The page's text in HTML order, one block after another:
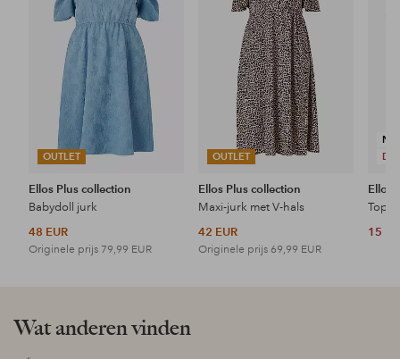
OUTLET
Ellos Plus collection
Babydoll jurk
48 EUR
Originele prijs 79,99 EUR
OUTLET
Ellos Plus collection
Maxi-jurk met V-hals
42 EUR
Originele prijs 69,99 EUR
Ellos
Topje
15
Wat anderen vinden